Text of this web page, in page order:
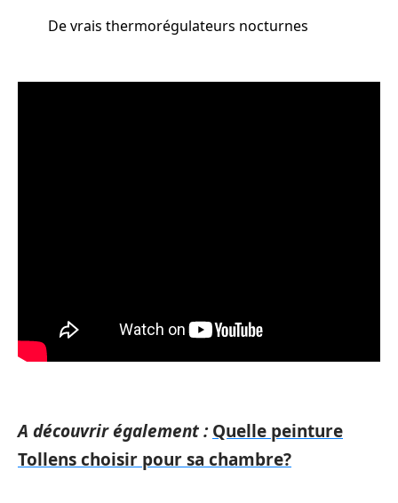
De vrais thermorégulateurs nocturnes
A découvrir également : Quelle peinture
Tollens choisir pour sa chambre?